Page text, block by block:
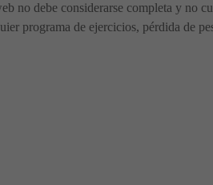
no debe considerarse completa y no
programa de ejercicios, pérdida de